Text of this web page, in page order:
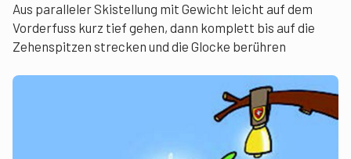
Aus paralleler Skistellung mit Gewicht leicht auf dem
Vorderfuss kurz tief gehen, dann komplett bis auf die
Zehenspitzen strecken und die Glocke berühren